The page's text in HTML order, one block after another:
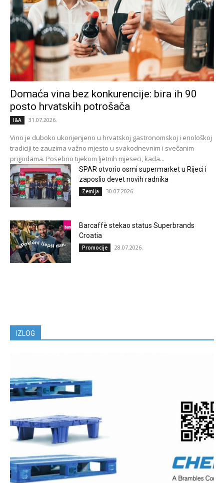
Domaća vina bez konkurencije: bira ih 90
posto hrvatskih potrošača
I&A 31.07.2026.
Vino je duboko ukorijenjeno u hrvatskoj gastronomskoj i enološkoj
tradiciji te zauzima važno mjesto u svakodnevnim i svečanim
prigodama. Posebno tijekom ljetnih mjeseci, kada...
SPAR otvorio osmi supermarket u Rijeci i
zaposlio devet novih radnika
Zemlja 30.07.2026.
Barcaffè stekao status Superbrands
Croatia
Promocije 28.07.2026.
IZLOG